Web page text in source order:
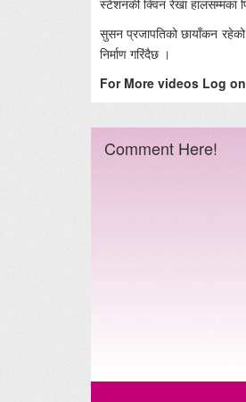
सुसन प्रजापतिको छायाँकन
निर्माण गरिंदैछ ।
For More videos Log
Comment Here!